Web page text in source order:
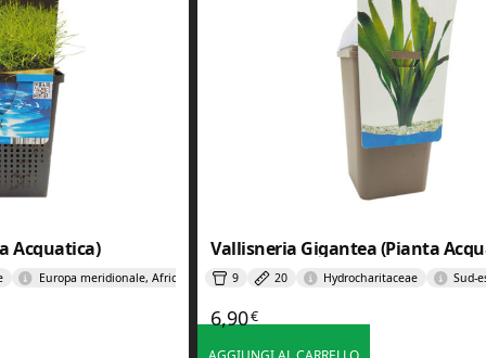
Acquatica)
Europa meridionale, Africa settentrionale e Asia occidentale
Vallisneria Gigantea (Pianta
9 20 Hydrocharitaceae Sud-
6,90€